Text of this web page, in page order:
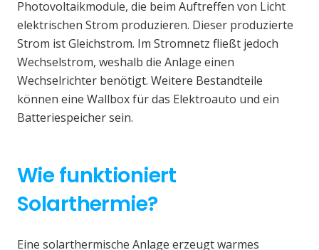
Photovoltaikmodule, die beim Auftreffen von Licht
elektrischen Strom produzieren. Dieser produzierte
Strom ist Gleichstrom. Im Stromnetz fließt jedoch
Wechselstrom, weshalb die Anlage einen
Wechselrichter benötigt. Weitere Bestandteile
können eine Wallbox für das Elektroauto und ein
Batteriespeicher sein.
Wie funktioniert
Solarthermie?
Eine solarthermische Anlage erzeugt warmes